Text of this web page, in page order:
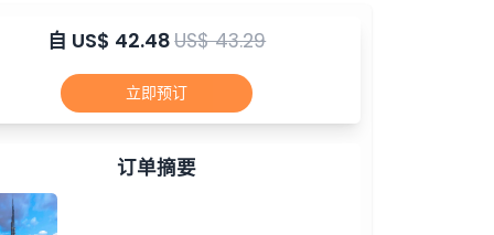
自 US$ 42.48US$ 43.29
立即预订
订单摘要